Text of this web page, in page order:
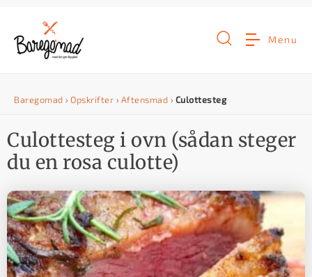
n
h
o
d
Menu
Baregomad › Opskrifter › Aftensmad › Culottesteg
Culottesteg i ovn (sådan steger
du en rosa culotte)